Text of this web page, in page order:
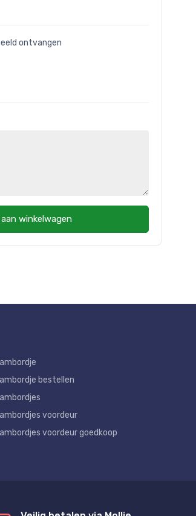
ontvangen
winkelwagen
bestellen
voordeur
voordeur goedkoop